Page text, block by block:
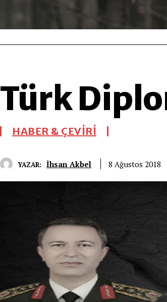
Türk
HABER & ÇEVİRİ
YAZAR: İhsan Akbel 8 Ağustos 2018